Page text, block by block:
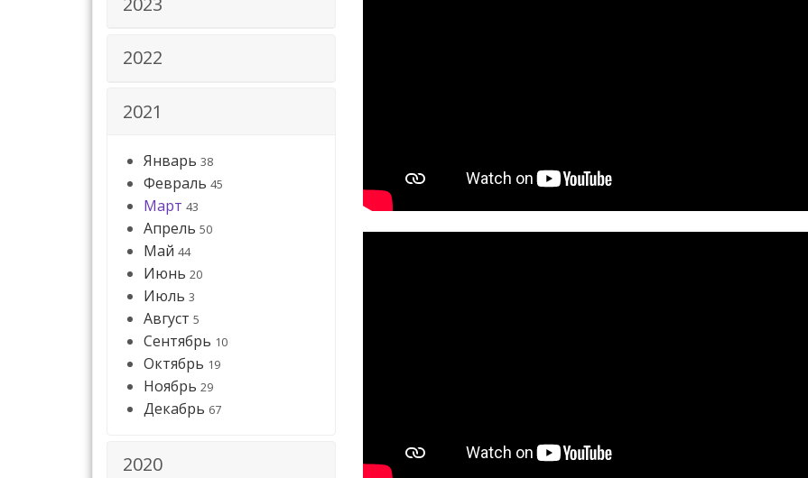
2022
2021
Январь 38
Февраль 45
Март 43
Апрель 50
Май 44
Июнь 20
Июль 3
Август 5
Сентябрь 10
Октябрь 19
Ноябрь 29
Декабрь 67
2020